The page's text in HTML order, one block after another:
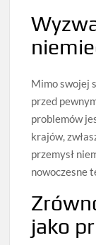
Mimo swojej
przed
problemów
krajów,
przemysł
nowoczesne
jako